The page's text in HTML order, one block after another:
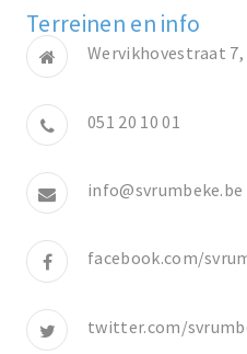
Terreinen en info
Wervikhovestraat 7,
051 20 10 01
info@svrumbeke.be
facebook.com/
twitter.com/